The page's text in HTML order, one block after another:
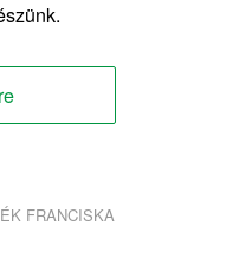
FRANCISKA